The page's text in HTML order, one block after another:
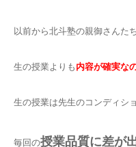
以前から北斗塾の親御さんた
生の授業よりも 内容が確実な
生の授業は先生のコンディシ
毎回の授業品質に差が